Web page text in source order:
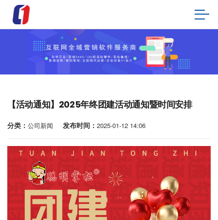
【活动通知】2025年终团建活动通知暨时间安排
分类： 公司新闻 发布时间： 2025-01-12 14:06